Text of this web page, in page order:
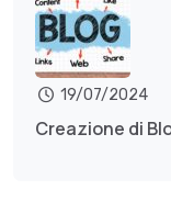
19/07/2024
Creazione di